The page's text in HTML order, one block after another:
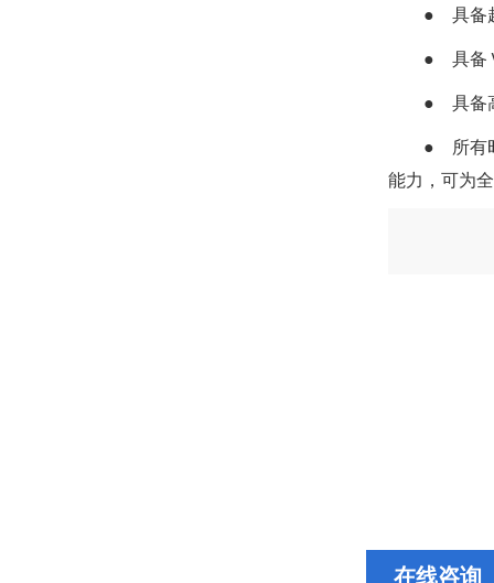
● 具备
● 具备
● 具备
● 所有
能力，可为
在线咨询